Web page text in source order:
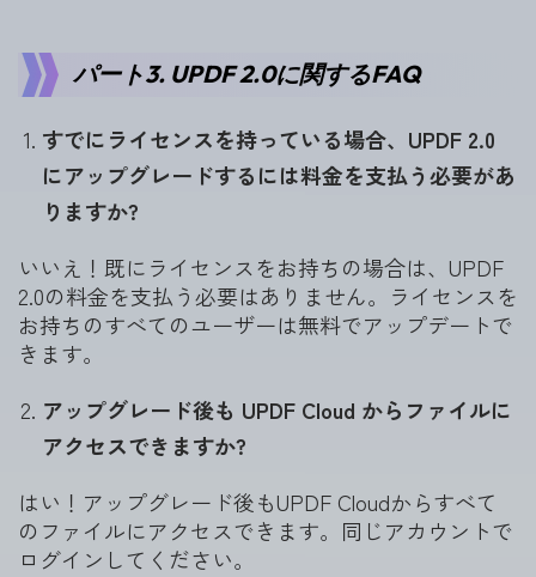
パート3. UPDF 2.0に関するFAQ
すでにライセンスを持っている場合、UPDF 2.0
にアップグレードするには料金を支払う必要があ
りますか?
いいえ！既にライセンスをお持ちの場合は、UPDF
2.0の料金を支払う必要はありません。ライセンスを
お持ちのすべてのユーザーは無料でアップデートで
きます。
アップグレード後も UPDF Cloud からファイルに
アクセスできますか?
はい！アップグレード後もUPDF Cloudからすべて
のファイルにアクセスできます。同じアカウントで
ログインしてください。